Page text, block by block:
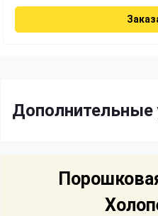
Дополнительные